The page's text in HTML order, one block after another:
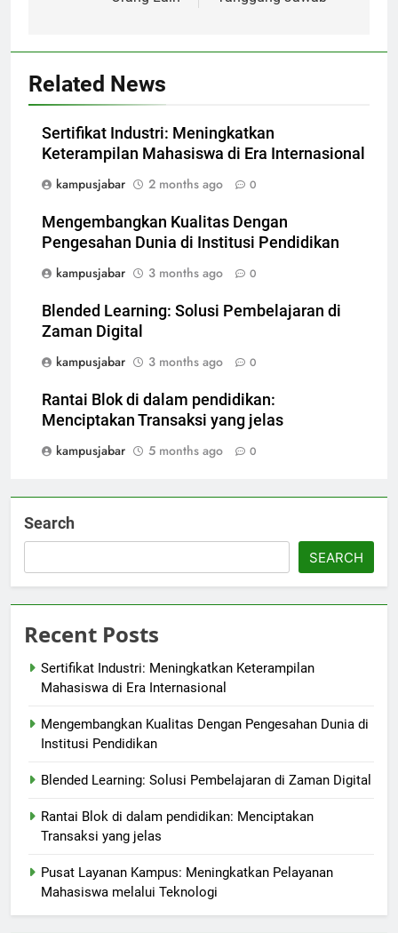
Related News
Sertifikat Industri: Meningkatkan
Keterampilan Mahasiswa di Era Internasional
kampusjabar
2 months ago 0
Mengembangkan Kualitas Dengan
Pengesahan Dunia di Institusi Pendidikan
kampusjabar
3 months ago 0
Blended Learning: Solusi Pembelajaran di
Zaman Digital
kampusjabar
3 months ago 0
Rantai Blok di dalam pendidikan:
Menciptakan Transaksi yang jelas
kampusjabar
5 months ago 0
Search
SEARCH
Recent Posts
Sertifikat Industri: Meningkatkan Keterampilan
Mahasiswa di Era Internasional
Mengembangkan Kualitas Dengan Pengesahan Dunia di
Institusi Pendidikan
Blended Learning: Solusi Pembelajaran di Zaman Digital
Rantai Blok di dalam pendidikan: Menciptakan
Transaksi yang jelas
Pusat Layanan Kampus: Meningkatkan Pelayanan
Mahasiswa melalui Teknologi